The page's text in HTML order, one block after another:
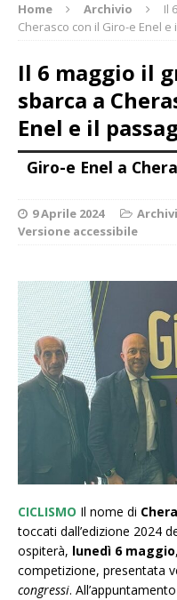
Home Archivio
Il
Cherasco con il Giro-e Enel e
Il 6 maggio il
sbarca a
Enel e il
Giro-e Enel a
9 Aprile 2024
Versione accessibile
CICLISMO Il nome di
toccati dall’edizione 2024
ospiterà, lunedì 6 maggio
competizione, presentata
congressi.